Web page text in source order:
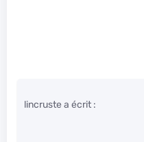
lincruste a écrit :